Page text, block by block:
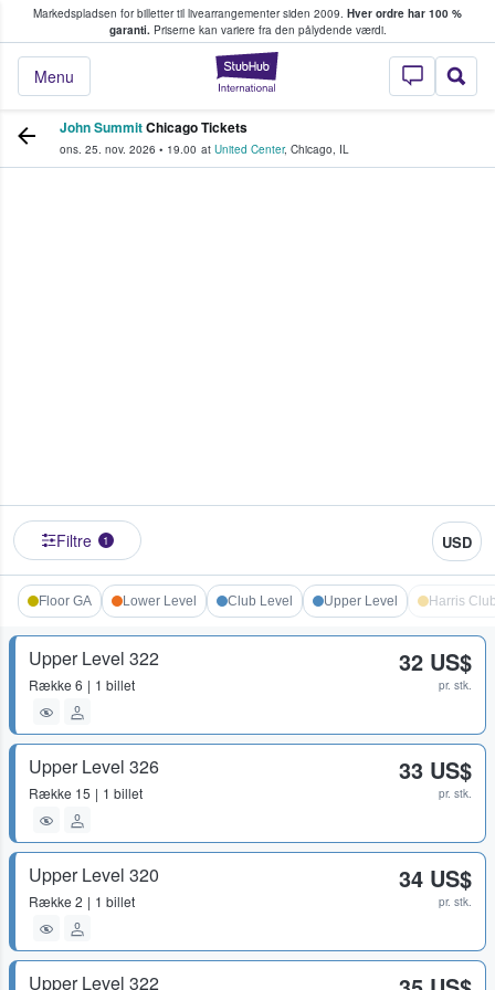
Markedspladsen for billetter til livearrangementer siden 2009. Hver ordre har 100 %
garanti.Priserne kan variere fra den pålydende værdi.
StubHub - Hvor
Menu
køber og sælger billetter
John SummitChicago Tickets
ons. 25. nov. 2026 • 19.00 at United Center, Chicago, IL
Filtre 1 USD
Floor GA Lower Level Club Level Upper Level Harris
Upper Level 322
Række 6 1 billet
32 US$
pr. stk.
Upper Level 326
Række 15 1 billet
33 US$
pr. stk.
Upper Level 320
Række 2 1 billet
34 US$
pr. stk.
Upper Level 322